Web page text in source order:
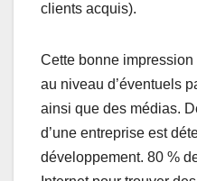
clients acquis).
Cette bonne
au niveau d’éventuels
ainsi que des médias.
d’une entreprise est
développement. 80 %